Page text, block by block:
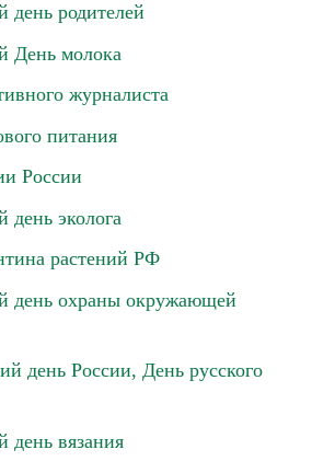
родителей
День молока
журналиста
питания
России
эколога
растений РФ
день охраны окружающей
день России, День русского
вязания